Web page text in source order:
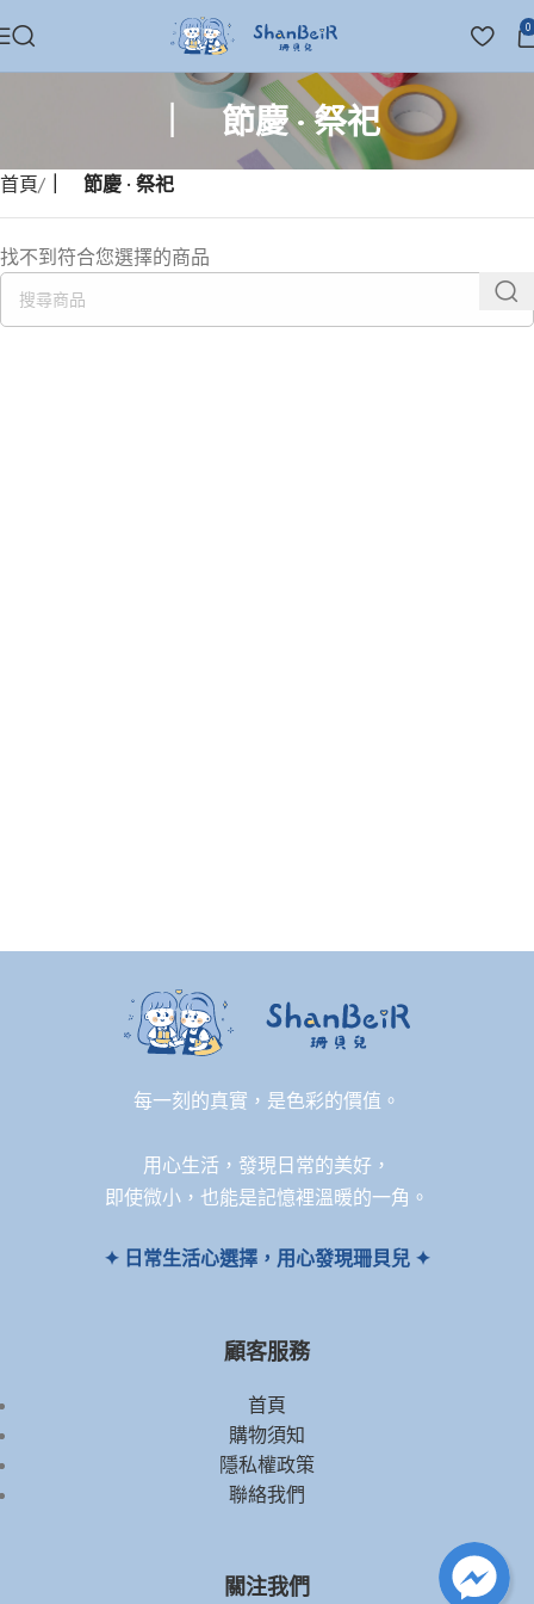
0
｜ 節慶 · 祭祀
首頁 ｜ 節慶 · 祭祀
找不到符合您選擇的商品
每一刻的真實，是色彩的價值。
用心生活，發現日常的美好，
即使微小，也能是記憶裡溫暖的一角。
✦ 日常生活心選擇，用心發現珊貝兒 ✦
顧客服務
首頁
購物須知
隱私權政策
聯絡我們
關注我們